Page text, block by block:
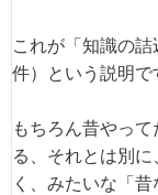
これが「知識の
件）という説明で
もちろん昔やっ
る、それとは別
く、みたいな「